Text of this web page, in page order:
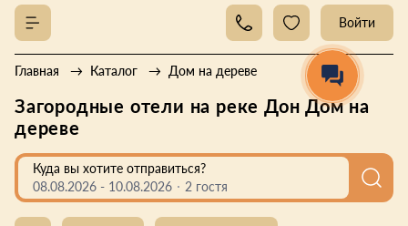
Войти
Главная Каталог Дом на дереве
Загородные отели на реке Дон Дом на
дереве
Куда вы хотите отправиться?
08.08.2026 - 10.08.2026 2 гостя